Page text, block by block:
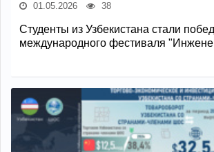
01.05.2026 38
Студенты из Узбекистана стали
международного фестиваля